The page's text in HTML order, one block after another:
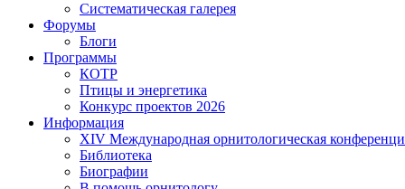
Систематическая галерея
Форумы
Блоги
Программы
КОТР
Птицы и энергетика
Конкурс проектов 2026
Информация
XIV Международная орнитологическая
Библиотека
Биографии